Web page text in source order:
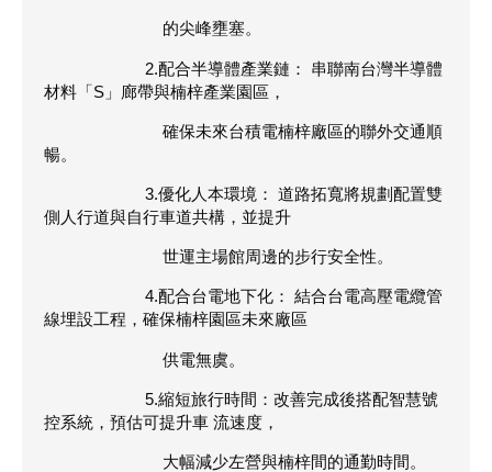
的尖峰壅塞。
2.配合半導體產業鏈： 串聯南台灣半導體
材料「S」廊帶與楠梓產業園區，
確保未來台積電楠梓廠區的聯外交通順
暢。
3.優化人本環境： 道路拓寬將規劃配置雙
側人行道與自行車道共構，並提升
世運主場館周邊的步行安全性。
4.配合台電地下化： 結合台電高壓電纜管
線埋設工程，確保楠梓園區未來廠區
供電無虞。
5.縮短旅行時間：改善完成後搭配智慧號
控系統，預估可提升車 流速度，
大幅減少左營與楠梓間的通勤時間。